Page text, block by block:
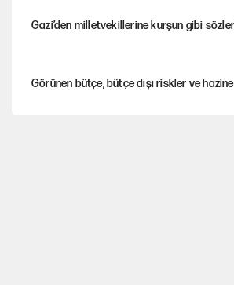
Gazi’den milletvekillerine kurşun gibi
Görünen bütçe, bütçe dışı riskler ve